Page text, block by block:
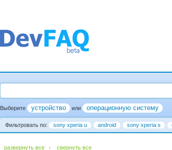
Выберите устройство или операционную систему
Фильтровать по: sony xperia u android sony xperia s
развернуть все · cвернуть все